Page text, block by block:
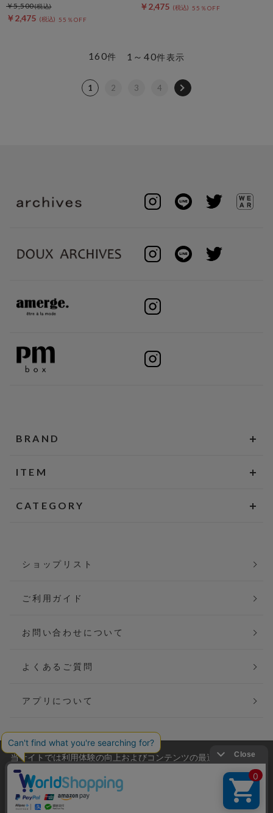
￥2,475 55％OFF
￥5,500 ￥2,475 55％OFF
1～40件表示
160件
1 2 3 4
BRAND
ITEM
CATEGORY
ショップリスト
ご利用ガイド
お問い合わせについて
よくあるご質問
アプリについて
会社概要
ご利用規約
当サイトでは利用体験の向上およびコンテンツの最適な提供、ト
ラフィックの分析を目的としてCookieを使用しています。
サイトの閲覧を継続された場合、Cookieの利用に同意したことも
のといたします。
詳細については
をご確認ください。